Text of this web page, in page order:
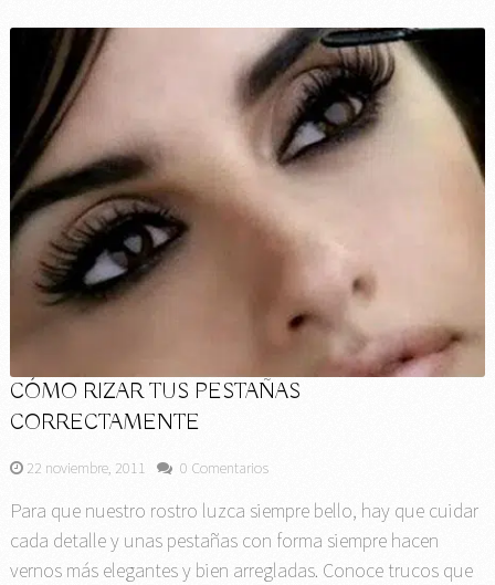
CÓMO RIZAR TUS PESTAÑAS
CORRECTAMENTE
22 noviembre, 2011 0 Comentarios
Para que nuestro rostro luzca siempre bello, hay que cuidar
cada detalle y unas pestañas con forma siempre hacen
vernos más elegantes y bien arregladas. Conoce trucos que